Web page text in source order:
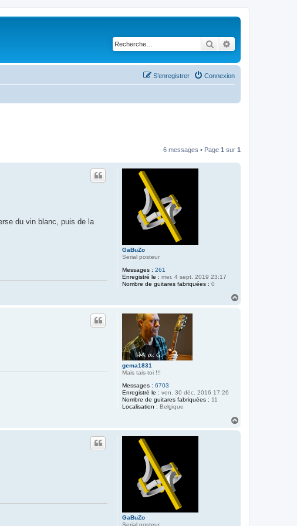
Rechercher
Connexion
S’enregistrer
6 messages • Page 1 sur 1
GaBuZo
Serial posteur
Messages : 261
Enregistré le : mer. 4 sept. 2019 23:17
Nombre de guitares fabriquées : 0
du vin blanc, puis de la
gema1831
Mais tais-toi !!!
Messages : 6703
Enregistré le : ven. 30 déc. 2016 17:26
Nombre de guitares fabriquées : 11
Localisation : Belgique
GaBuZo
Serial posteur